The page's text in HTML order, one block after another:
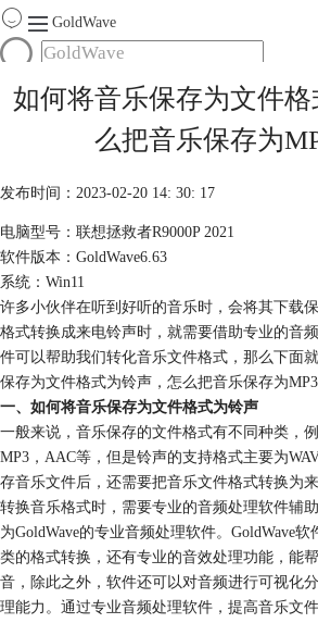
GoldWave
首页
产品
购买
如何将音乐保存为文件
么把音乐保存为
发布时间：2023-02-20 14: 30: 17
电脑型号：联想拯救者R9000P 2021
软件版本：GoldWave6.63
系统：Win11
许多小伙伴在听到好听的音乐时，会将其下载
格式转换成来电铃声时，就需要借助专业的音
件可以帮助我们转化音乐文件格式，那么下面
保存为文件格式为铃声，怎么把音乐保存为MP3
一、如何将音乐保存为文件格式为铃声
一般来说，音乐保存的文件格式有不同种类，
MP3，AAC等，但是铃声的支持格式主要为
存音乐文件后，还需要把音乐文件格式转换为来
转换音乐格式时，需要专业的音频处理软件辅
为GoldWave的专业音频处理软件。GoldWave
类的格式转换，还有专业的音效处理功能，能
音，除此之外，软件还可以对音频进行可视化
理能力。通过专业音频处理软件，提高音乐文